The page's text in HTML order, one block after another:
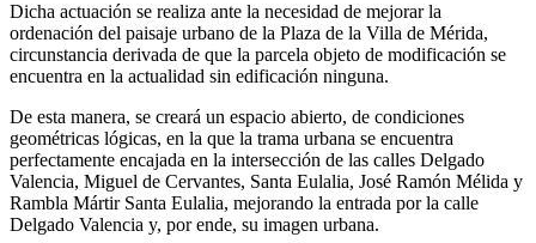
Dicha actuación se realiza ante la necesidad de mejorar la
ordenación del paisaje urbano de la Plaza de la Villa de Mérida,
circunstancia derivada de que la parcela objeto de modificación se
encuentra en la actualidad sin edificación ninguna.
De esta manera, se creará un espacio abierto, de condiciones
geométricas lógicas, en la que la trama urbana se encuentra
perfectamente encajada en la intersección de las calles Delgado
Valencia, Miguel de Cervantes, Santa Eulalia, José Ramón Mélida y
Rambla Mártir Santa Eulalia, mejorando la entrada por la calle
Delgado Valencia y, por ende, su imagen urbana.